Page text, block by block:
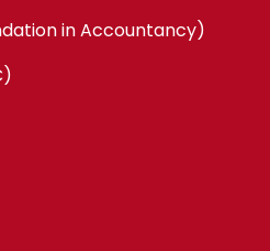
in Accountancy)